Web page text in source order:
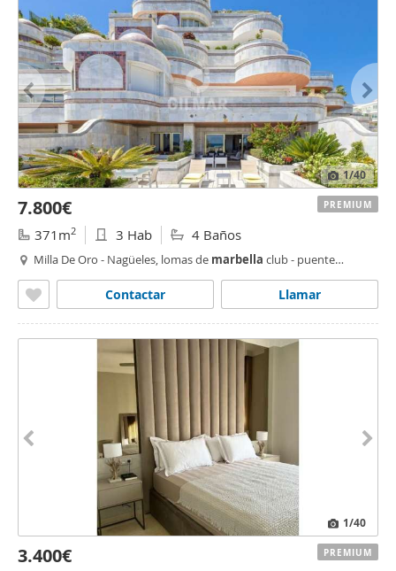
1/40
7.800€
371m2 3 Hab 4 Baños
Milla De Oro - Nagüeles, lomas de marbella club - puente
Llamar
Contactar
PREMIUM
1/40
3.400€ PREMIUM